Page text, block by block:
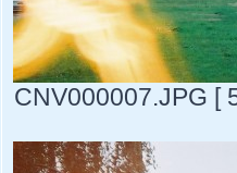
CNV000007.JPG [